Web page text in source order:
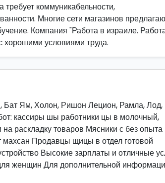
требует коммуникабельности,
Многие сети магазинов
Компания "Работа в израиле.
хорошими условиями труда.
Бат Ям, Холон, Ришон Лецион, Рамла, Лод,
кассиры шы работники цы в молочный,
раскладку товаров Мясники с без опыта
махсан Продавцы щицы в отдел готовой
Высокие зарплаты и отличные
женщин Для дополнительной